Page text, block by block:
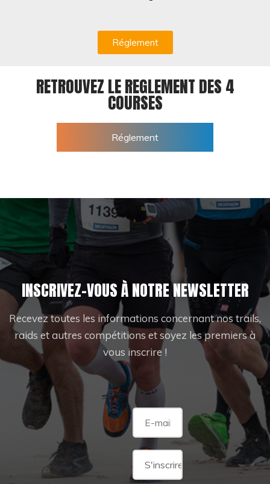
Réglement
RETROUVEZ LE REGLEMENT DES 4
COURSES
Réglement
INSCRIVEZ-VOUS À NOTRE NEWSLETTER
Recevez toutes les informations concernant nos trails,
raids et autres compétitions et soyez les premiers à
vous inscrire !